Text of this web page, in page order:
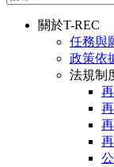
關於T-REC
任務與
政策依
法規制